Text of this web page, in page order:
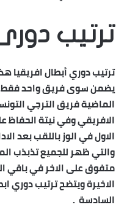
ترتيب
ترتيب دوري أبطال افريقيا
يضمن سوى فريق واحد فقط
الماضية فريق الترجي
الافريقي وفي نيتة الحفاظ
الاول في الوز باللقب بعد
والتي ظهر للجميع تذبذب
متفوق على الاخر في باقي
الاخيرةويتضح ترتيب دوري
السادسة .